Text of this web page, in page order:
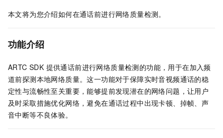
本文将为您介绍如何在通话前进行网络质量检测。
功能介绍
ARTC SDK 提供通话前进行网络质量检测的功能，用于在加入频
道前探测本地网络质量。这一功能对于保障实时音视频通话的稳
定性与流畅性至关重要，能够提前发现潜在的网络问题，让用户
及时采取措施优化网络，避免在通话过程中出现卡顿、掉帧、声
音中断等不良体验。